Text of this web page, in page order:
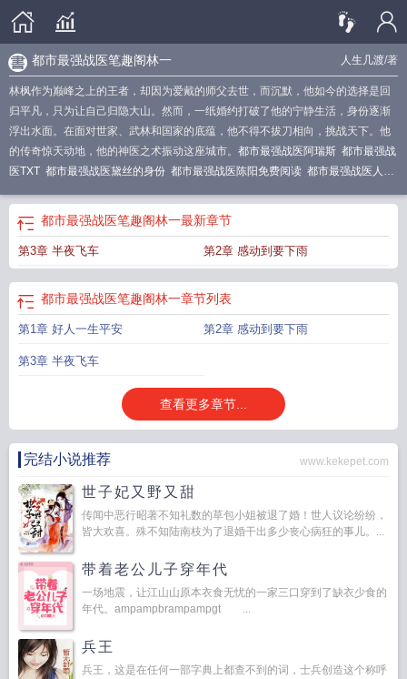
人生几渡/著
都市最强战医笔趣阁林一
林枫作为巅峰之上的王者，却因为爱戴的师父去世，而沉默，他如今的选择是回
归平凡，只为让自己归隐大山。然而，一纸婚约打破了他的宁静生活，身份逐渐
浮出水面。在面对世家、武林和国家的底蕴，他不得不拔刀相向，挑战天下。他
的传奇惊天动地，他的神医之术振动这座城市。 都市最强战医阿瑞斯 都市最强战
医TXT 都市最强战医黛丝的身份 都市最强战医陈阳免费阅读 都市最强战医人生
医林枫叶倾城
都市最强战医人生大结局 都市最强战医林枫免费阅读
医林枫叶倾城免费阅读
强战医阅读都市最强战医TXT全集免费 都市最强战医 最新章节 无弹窗
强战医林枫叶倾城免费都市最强战医清若结局都市最强战医医圣奈何都市最强
战医奇书网都市最强战医境界划分都市最强战医无删减版全文免费阅读
强战医无删版都市最强战医最新章节都市最强战医笔趣阁TXT都市最强战医百
度百科都市最强战医未删减版 都市最强战医司徒婉君的结局
都市最最强战医都市最强战医全本都市最强战医TXT免
都市最强战医女主角有几个都市最强战医 人生几渡 都市最强战医 第1章
市最强战医完整版免费阅读全文都市最强战医窦狄结局怎么样医圣奈何战神阿
瑞都市最强战医都市最强战医各人物结局
都市最强战医笔趣阁林一最新章节
第3章 半夜飞车 第2章 感动到要下雨
都市最强战医笔趣阁林一章节列表
第1章 好人一生平安 第2章 感动到要下雨
第3章 半夜飞车
查看更多章节...
完结小说推荐 www.kekepet.com
世子妃又野又甜
传闻中恶行昭著不知礼数的草包小姐被退了婚！世人议论纷纷，
皆大欢喜。殊不知陆南枝为了退婚干出多少丧心病狂的事儿。...
带着老公儿子穿年代
一场地震，让江山山原本衣食无忧的一家三口穿到了缺衣少食的
年代。ampampbrampampgt ...
兵王
兵王，这是在任何一部字典上都查不到的词，士兵创造这个称呼